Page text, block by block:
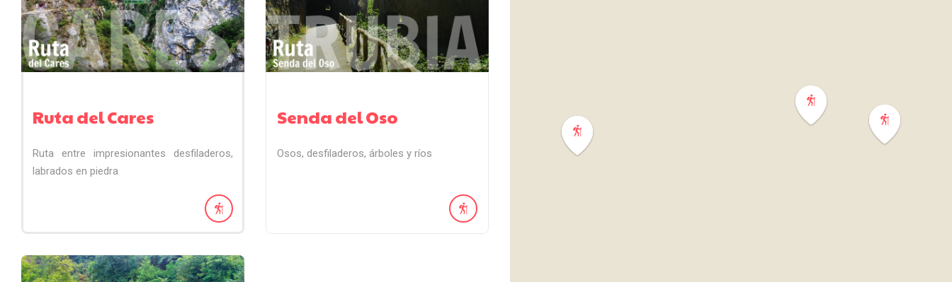
Ruta del Cares
Ruta entre impresionantes desfiladeros,
labrados en piedra
Senda del Oso
Osos, desfiladeros, árboles y ríos